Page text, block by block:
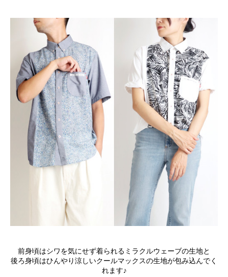
前身頃はシワを気にせず着られるミラクルウェーブの生地と
後ろ身頃はひんやり涼しいクールマックスの生地が包み込んでく
れます♪